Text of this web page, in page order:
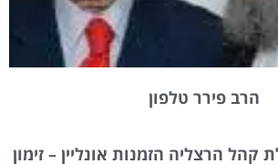
הרב פירר טלפון
קהל הרצליה הזמנות אונליין – זימון